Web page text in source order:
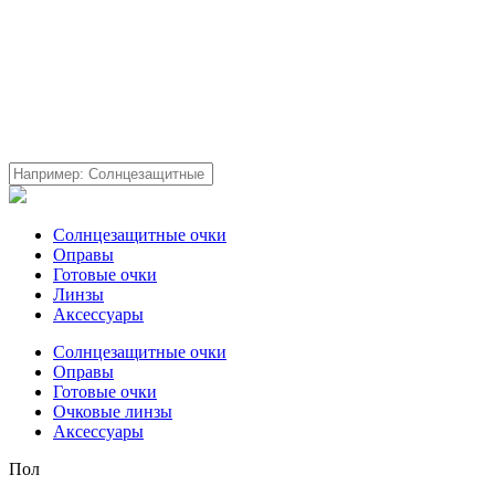
Солнцезащитные очки
Оправы
Готовые очки
Линзы
Аксессуары
Солнцезащитные очки
Оправы
Готовые очки
Очковые линзы
Аксессуары
Пол